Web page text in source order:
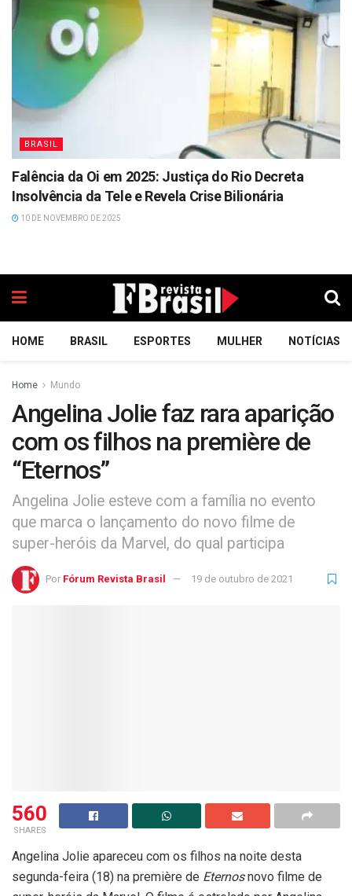
BRASIL
Falência da Oi em 2025: Justiça do Rio Decreta
Insolvência da Tele e Revela Crise Bilionária
10 DE NOVEMBRO DE 2025
HOME BRASIL ESPORTES MULHER NOTÍCIAS
Home Mundo
Angelina Jolie faz rara aparição
com os filhos na première de
“Eternos”
Angelina Jolie esteve com a família no evento
que marca o lançamento do novo filme de
super-heróis da Marvel, do qual participa
Por Fórum Revista Brasil 19 de outubro de 2021
560
SHARES
Angelina Jolie apareceu com os filhos na noite desta
segunda-feira (18) na première de Eternosnovo filme de